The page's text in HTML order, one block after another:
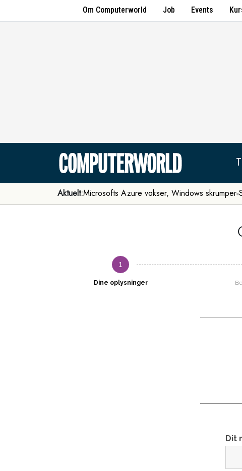
Om Computerworld Job Events
Aktuelt:Microsofts Azure vokser, Windows skrumper
1
Dine oplysninger
Dit